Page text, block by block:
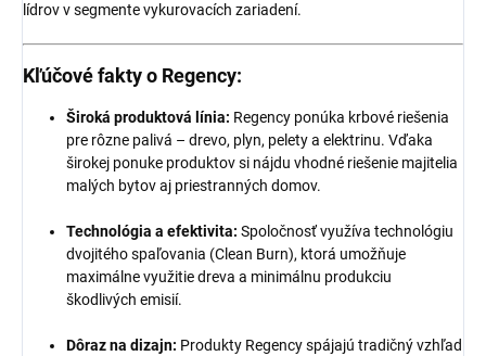
lídrov v segmente vykurovacích zariadení.
Kľúčové fakty o Regency:
Široká produktová línia: Regency ponúka krbové riešenia
pre rôzne palivá – drevo, plyn, pelety a elektrinu. Vďaka
širokej ponuke produktov si nájdu vhodné riešenie majitelia
malých bytov aj priestranných domov.
Technológia a efektivita: Spoločnosť využíva technológiu
dvojitého spaľovania (Clean Burn), ktorá umožňuje
maximálne využitie dreva a minimálnu produkciu
škodlivých emisií.
Dôraz na dizajn: Produkty Regency spájajú tradičný vzhľad